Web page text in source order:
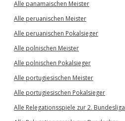
Alle panamaischen Meister
Alle peruanischen Meister
Alle peruanischen Pokalsieger
Alle polnischen Meister
Alle polnischen Pokalsieger
Alle portugiesischen Meister
Alle portugiesischen Pokalsieger
Alle Relegationsspiele zur 2. Bundesliga